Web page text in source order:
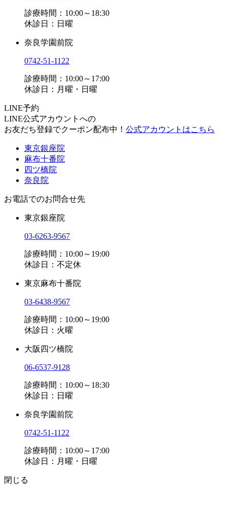
診療時間：10:00～18:30
休診日：日曜
奈良学園前院
0742-51-1122
診療時間：10:00～17:00
休診日：月曜・日曜
LINE予約
LINE公式アカウントへの
お友だち登録でクーポン配布中！ 公式アカウントはこちら
東京銀座院
麻布十番院
四ツ橋院
奈良院
お電話でのお問合せ先
東京銀座院
03-6263-9567
診療時間：10:00～19:00
休診日：不定休
東京麻布十番院
03-6438-9567
診療時間：10:00～19:00
休診日：火曜
大阪四ツ橋院
06-6537-9128
診療時間：10:00～18:30
休診日：日曜
奈良学園前院
0742-51-1122
診療時間：10:00～17:00
休診日：月曜・日曜
閉じる